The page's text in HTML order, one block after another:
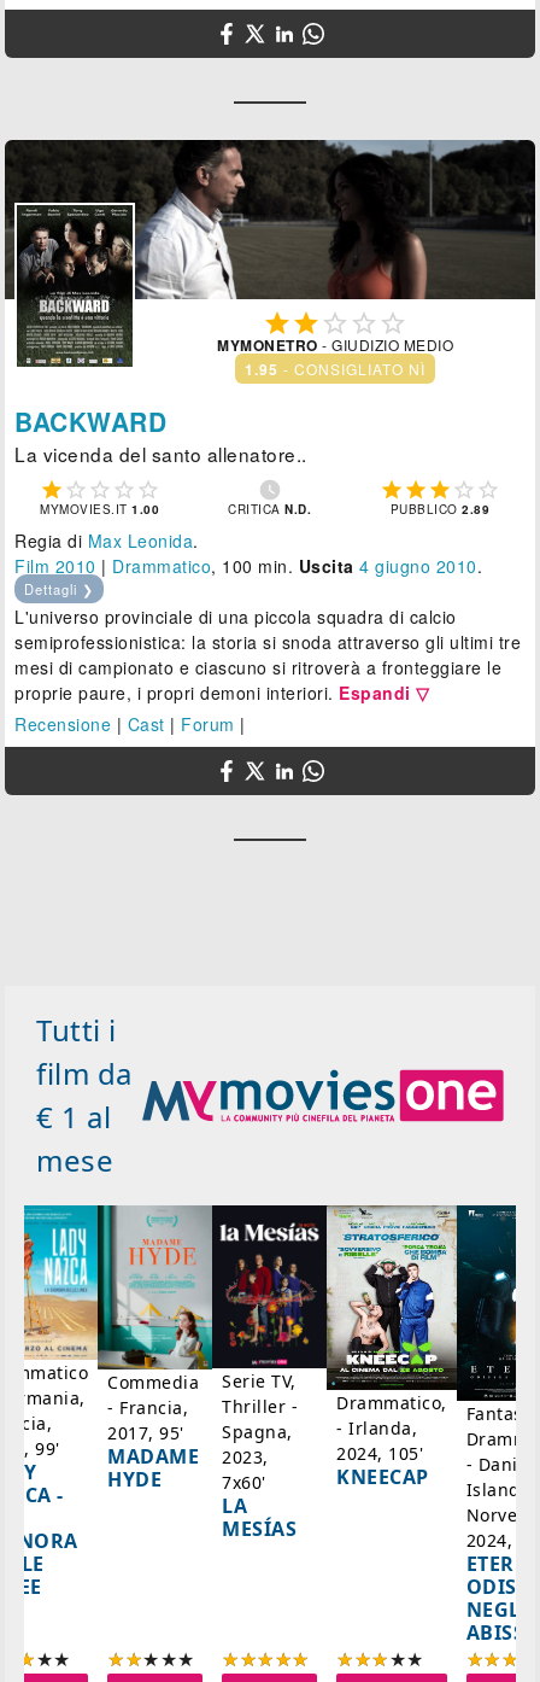
   
MYMONETRO - GIUDIZIO MEDIO
1.95 - CONSIGLIATO NÌ
BACKWARD
La vicenda del santo allenatore..
    
MYMOVIES.IT1.00

CRITICAN.D.
    
PUBBLICO2.89
Regia di Max Leonida.
Film 2010 | Drammatico, 100 min. Uscita 4 giugno 2010.
Dettagli ❯
L'universo provinciale di una piccola squadra di calcio
semiprofessionistica: la storia si snoda attraverso gli ultimi tre
mesi di campionato e ciascuno si ritroverà a fronteggiare le
proprie paure, i propri demoni interiori. Espandi ▽
Recensione | Cast | Forum |
Tutti i
film da
€ 1 al
mese
99'
-
Commedia
- Francia,
2017, 95'
MADAME
HYDE
Serie TV,
Thriller -
Spagna,
2023,
7x60'
LA
MESÍAS
Drammatico,
- Irlanda,
2024, 105'
KNEECAP
-
Islanda,
2024,
NEGLI
ABISSI